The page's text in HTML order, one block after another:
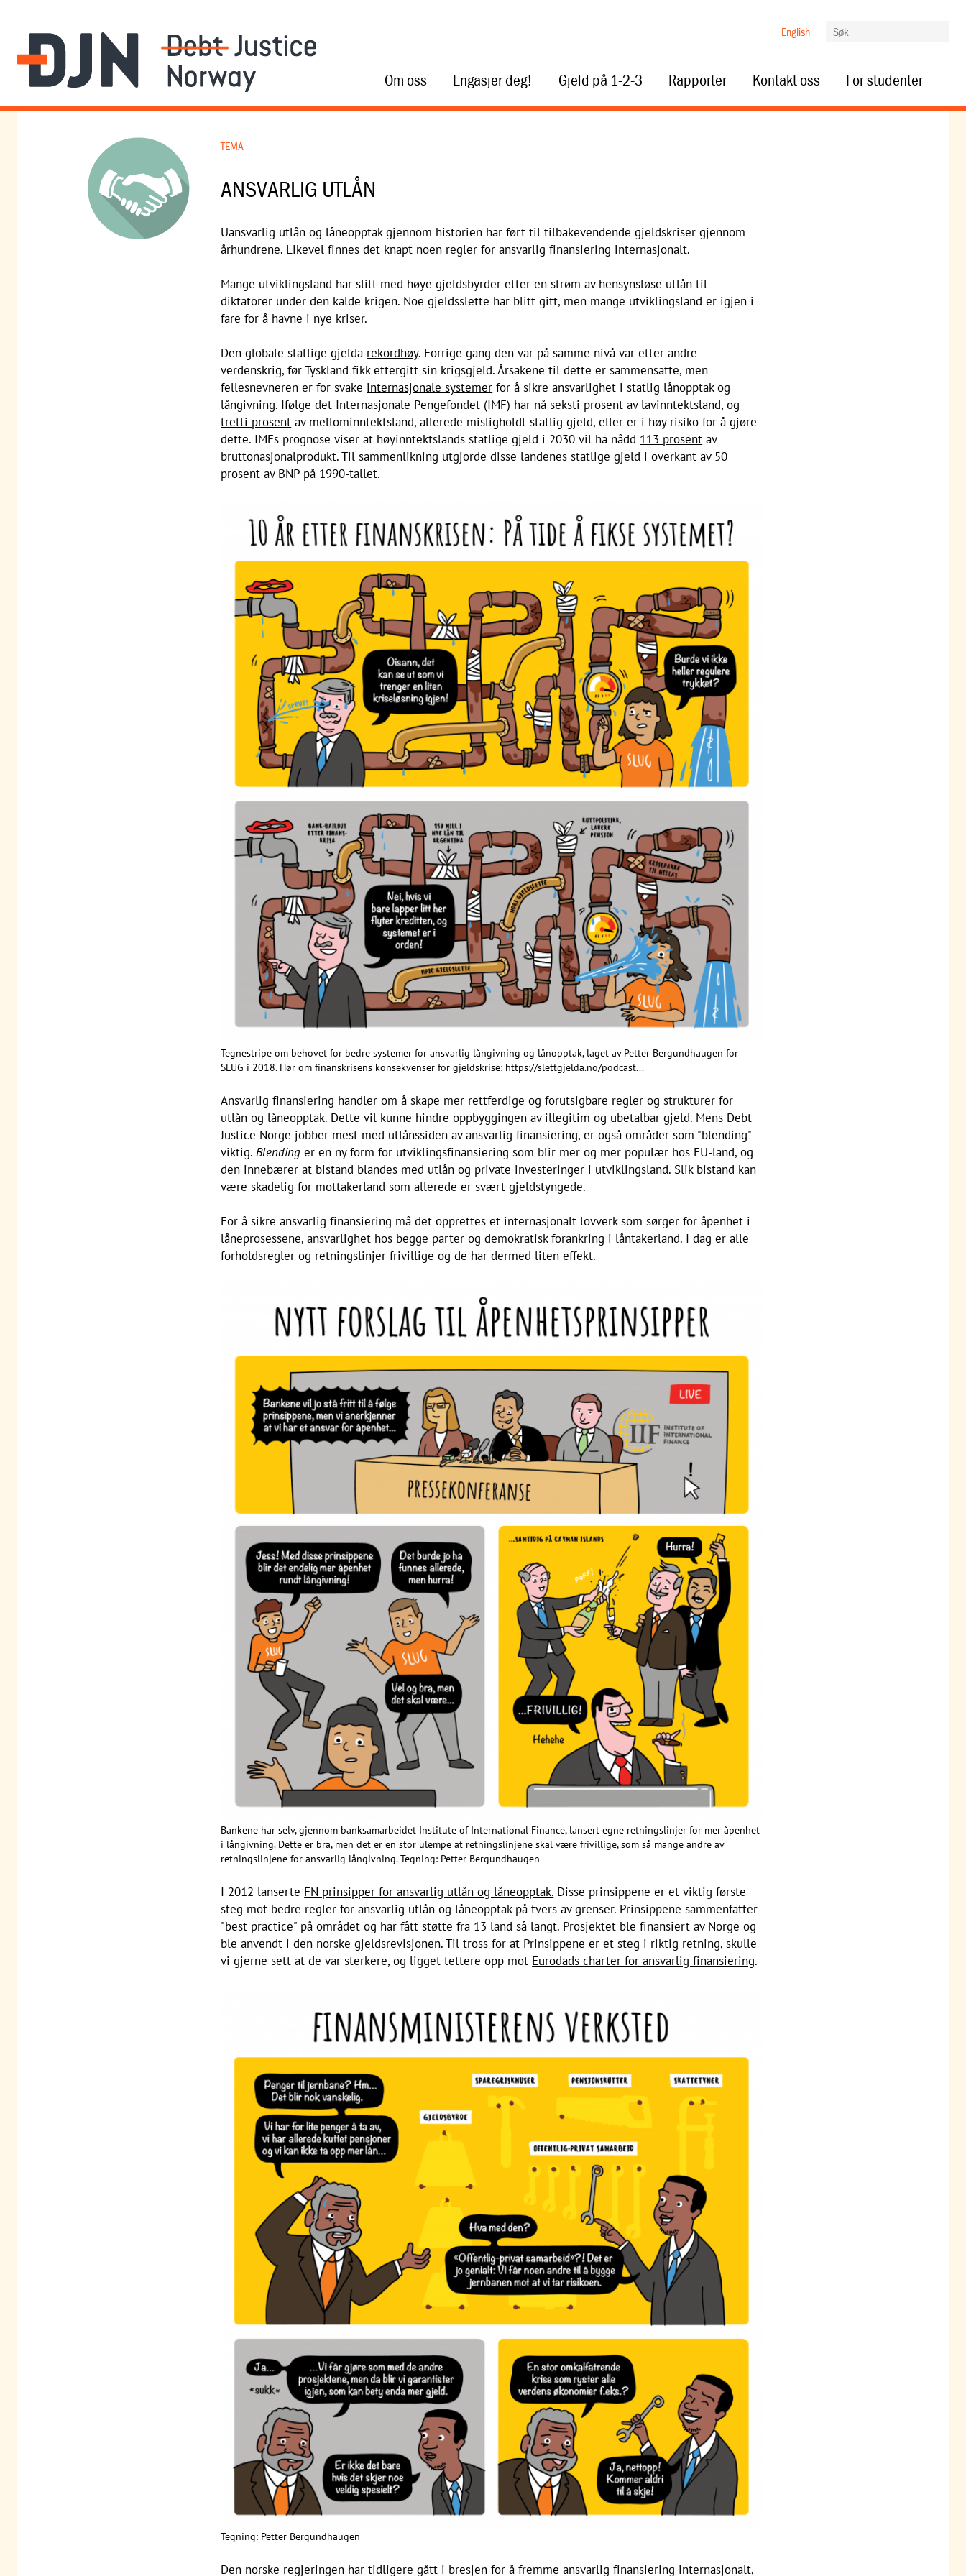
English
Om oss Engasjer deg! Gjeld på 1-2-3 Rapporter Kontakt oss For studenter
TEMA
ANSVARLIG UTLÅN
Uansvarlig utlån og låneopptak gjennom historien har ført til tilbakevendende gjeldskriser gjennom
århundrene. Likevel finnes det knapt noen regler for ansvarlig finansiering internasjonalt.
Mange utviklingsland har slitt med høye gjeldsbyrder etter en strøm av hensynsløse utlån til
diktatorer under den kalde krigen. Noe gjeldsslette har blitt gitt, men mange utviklingsland er igjen i
fare for å havne i nye kriser.
Den globale statlige gjelda rekordhøy. Forrige gang den var på samme nivå var etter andre
verdenskrig, før Tyskland fikk ettergitt sin krigsgjeld. Årsakene til dette er sammensatte, men
fellesnevneren er for svake internasjonale systemer for å sikre ansvarlighet i statlig lånopptak og
långivning. Ifølge det Internasjonale Pengefondet (IMF) har nåseksti prosent av lavinntektsland, og
tretti prosent av mellominntektsland, allerede misligholdt statlig gjeld, eller er i høy risiko for å gjøre
dette. IMFs prognose viser at høyinntektslands statlige gjeld i 2030 vil ha nådd 113 prosent av
bruttonasjonalprodukt. Til sammenlikning utgjorde disse landenes statlige gjeld i overkant av 50
prosent av BNP på 1990-tallet.
Tegnestripe om behovet for bedre systemer for ansvarlig långivning og lånopptak, laget av Petter Bergundhaugen for
SLUG i 2018. Hør om finanskrisens konsekvenser for gjeldskrise: https://slettgjelda.no/podcast...
Ansvarlig finansiering handler om å skape mer rettferdige og forutsigbare regler og strukturer for
utlån og låneopptak. Dette vil kunne hindre oppbyggingen av illegitim og ubetalbar gjeld. Mens Debt
Justice Norge jobber mest med utlånssiden av ansvarlig finansiering, er også områder som "blending"
viktig.Blending er en ny form for utviklingsfinansiering som blir mer og mer populær hos EU-land, og
den innebærer at bistand blandes med utlån og private investeringer i utviklingsland. Slik bistand kan
være skadelig for mottakerland som allerede er svært gjeldstyngede.
For å sikre ansvarlig finansiering må det opprettes et internasjonalt lovverk som sørger for åpenhet i
låneprosessene, ansvarlighet hos begge parter og demokratisk forankring i låntakerland. I dag er alle
forholdsregler og retningslinjer frivillige og de har dermed liten effekt.
Bankene har selv, gjennom banksamarbeidet Institute of International Finance, lansert egne retningslinjer for mer åpenhet
i långivning. Dette er bra, men det er en stor ulempe at retningslinjene skal være frivillige, som så mange andre av
retningslinjene for ansvarlig långivning. Tegning: Petter Bergundhaugen
I 2012 lanserte FN prinsipper for ansvarlig utlån og låneopptak. Disse prinsippene er et viktig første
steg mot bedre regler for ansvarlig utlån og låneopptak på tvers av grenser. Prinsippene sammenfatter
"best practice" på området og har fått støtte fra 13 land så langt. Prosjektet ble finansiert av Norge og
ble anvendt i den norske gjeldsrevisjonen. Til tross for at Prinsippene er et steg i riktig retning, skulle
vi gjerne sett at de var sterkere, og ligget tettere opp mot Eurodads charter for ansvarlig finansiering.
Tegning: Petter Bergundhaugen
Den norske regjeringen har tidligere gått i bresjen for å fremme ansvarlig finansiering internasjonalt,